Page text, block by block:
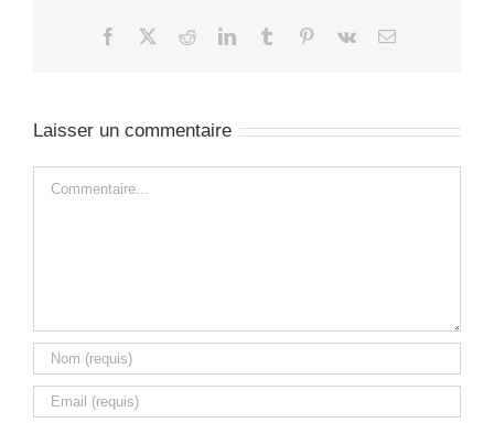
Facebook RedditLinkedInTumblr Pinterest
Vk Email
Laisser un commentaire